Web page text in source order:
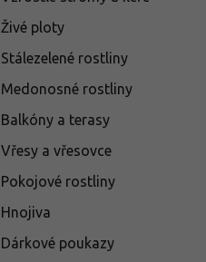
Živé ploty
Stálezelené rostliny
Medonosné rostliny
Balkóny a terasy
Vřesy a vřesovce
Pokojové rostliny
Hnojiva
Dárkové poukazy